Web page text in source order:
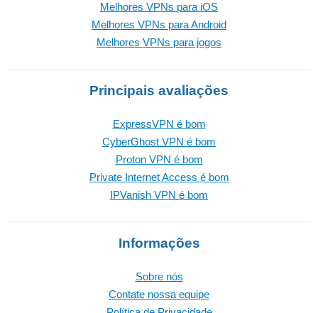
Melhores VPNs para iOS
Melhores VPNs para Android
Melhores VPNs para jogos
Principais avaliações
ExpressVPN é bom
CyberGhost VPN é bom
Proton VPN é bom
Private Internet Access é bom
IPVanish VPN é bom
Informações
Sobre nós
Contate nossa equipe